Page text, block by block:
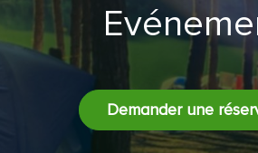
Demander une